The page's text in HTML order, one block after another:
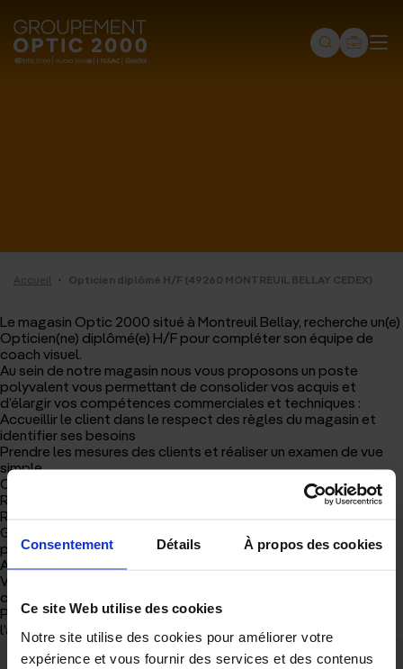
Consentement Détails À propos des cookies
Ce site Web utilise des cookies
Notre site utilise des cookies pour améliorer votre
expérience et vous fournir des services et des contenus
Groupement
Optic
Lissac
-
Gadol
-
Page
d'accueil
Accueil · Opticien diplômé H/F (49260 MONTREUIL BELLAY CEDEX)
Le magasin Optic 2000 situé à Montreuil Bellay, recherche un(e)
Opticien(ne) diplômé(e) H/F pour compléter son équipe de
coach visuel.
Au sein de notre magasin nous vous proposons un poste
polyvalent vous permettant de consolider vos acquis et
d’élargir vos compétences commerciales et techniques :
Accueillir le client dans le respect des règles du magasin et
identifier ses besoins
Prendre les mesures des clients et réaliser un examen de vue
simple
Conclure la vente et établir la facture correspondante
Réaliser les montages simples et complexes
Réaliser le suivi des dossiers Tiers-Payant et clients
Gérer le réassortiment des linéaires et mettre en valeur les
produits
Assurer le suivi de la gestion des stocks
Votre rémunération comprendra des primes individuelles et
collectives.
Poste à pourvoir en CDI. Ce poste est également ouvert à
l’alternance dans le cadre d’un Bac+3 optique (CQP, Licence).